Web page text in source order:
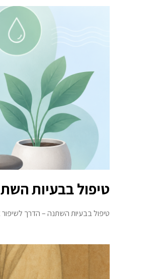
טיפול בבעיות
טיפול בבעיות השתנה – הדרך לשיפור